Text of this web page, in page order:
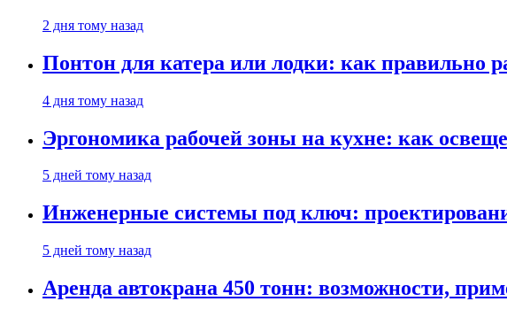
2 дня тому назад
Понтон для катера или лодки: как правильно
4 дня тому назад
Эргономика рабочей зоны на кухне: как
5 дней тому назад
Инженерные системы под ключ:
5 дней тому назад
Аренда автокрана 450 тонн: возможности,